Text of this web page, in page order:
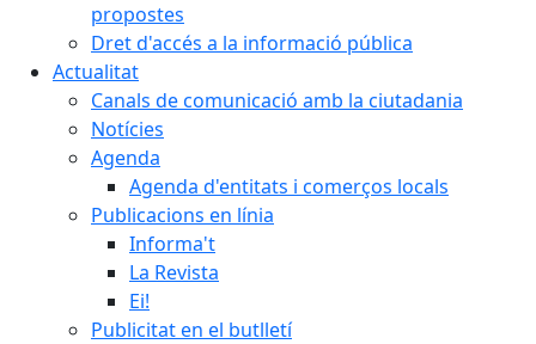
propostes
Dret d'accés a la informació pública
Actualitat
Canals de comunicació amb la ciutadania
Notícies
Agenda
Agenda d'entitats i comerços locals
Publicacions en línia
Informa't
La Revista
Ei!
Publicitat en el butlletí